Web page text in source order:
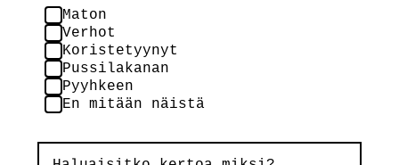
Maton
Verhot
Koristetyynyt
Pussilakanan
Pyyhkeen
En mitään näistä